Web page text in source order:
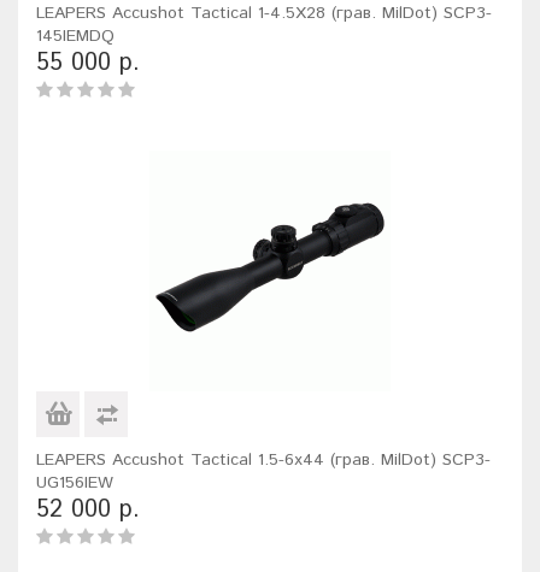
LEAPERS Accushot Tactical 1-4.5X28 (грав. MilDot) SCP3-
145IEMDQ
55 000 р.
LEAPERS Accushot Tactical 1.5-6x44 (грав. MilDot) SCP3-
UG156IEW
52 000 р.